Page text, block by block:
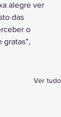
alegre ver
das
o
Ver tudo